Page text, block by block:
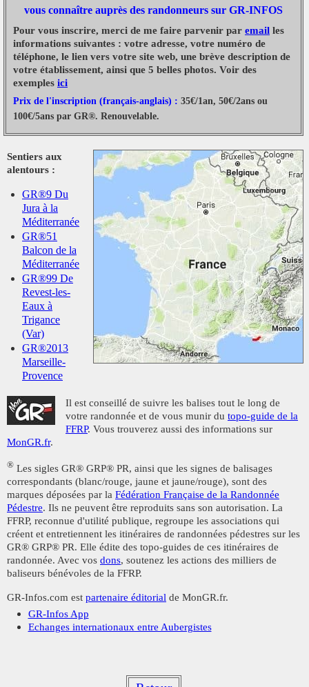
vous connaître auprès des randonneurs sur GR-INFOS
Pour vous inscrire, merci de me faire parvenir par email les
informations suivantes : votre adresse, votre numéro de
téléphone, le lien vers votre site web, une brève description de
votre établissement, ainsi que 5 belles photos. Voir des
exemples ici
Prix de l'inscription (français-anglais) : 35€/1an, 50€/2ans ou
100€/5ans par GR®. Renouvelable.
Sentiers aux
alentours :
GR®9 Du
Jura à la
Méditerranée
GR®51
Balcon de la
Méditerranée
GR®99 De
Revest-les-
Eaux à
Trigance
(Var)
GR®2013
Marseille-
Provence
Il est conseillé de suivre les balises tout le long de
votre randonnée et de vous munir du topo-guide de la
FFRP. Vous trouverez aussi des informations sur
MonGR.fr.
® Les sigles GR® GRP® PR, ainsi que les signes de balisages
correspondants (blanc/rouge, jaune et jaune/rouge), sont des
marques déposées par la Fédération Française de la Randonnée
Pédestre. Ils ne peuvent être reproduits sans son autorisation. La
FFRP, reconnue d'utilité publique, regroupe les associations qui
créent et entretiennent les itinéraires de randonnées pédestres sur les
GR® GRP® PR. Elle édite des topo-guides de ces itinéraires de
randonnée. Avec vos dons, soutenez les actions des milliers de
baliseurs bénévoles de la FFRP.
GR-Infos.com est partenaire éditorial de MonGR.fr.
GR-Infos App
Echanges internationaux entre Aubergistes